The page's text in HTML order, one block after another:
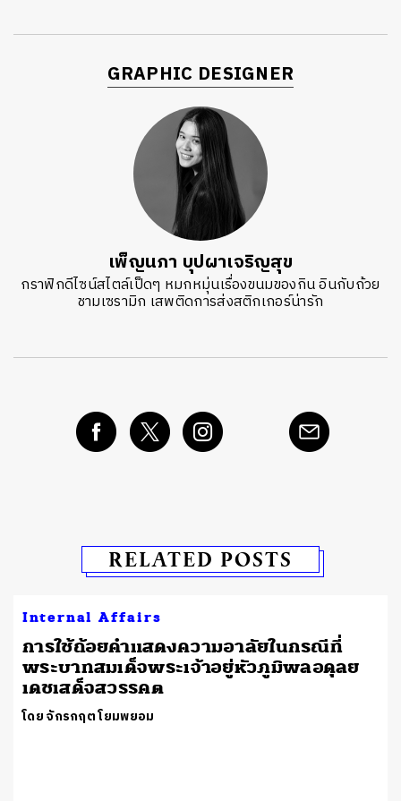
GRAPHIC DESIGNER
เพ็ญนภา บุปผาเจริญสุข
กราฟิกดีไซน์สไตล์เป็ดๆ หมกหมุ่นเรื่องขนมของกิน อินกับถ้วย
ชามเซรามิก เสพติดการส่งสติกเกอร์น่ารัก
RELATED POSTS
Internal Affairs
การใช้ถ้อยคำแสดงความอาลัยในกรณีที่
พระบาทสมเด็จพระเจ้าอยู่หัวภูมิพลอดุลย
เดชเสด็จสวรรคต
โดย จักรกฤต โยมพยอม